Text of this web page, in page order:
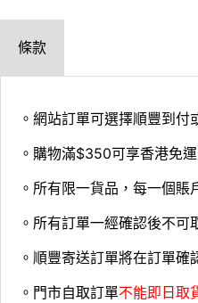
條款
。網站訂單可選擇順豐到
。購物滿$350可享香港免
。所有限一貨品，每一個賬
。所有訂單一經確認後不
。順豐寄送訂單將在訂單確
。門市自取訂單不能即日取